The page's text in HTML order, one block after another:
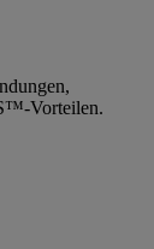
Vorteilen.